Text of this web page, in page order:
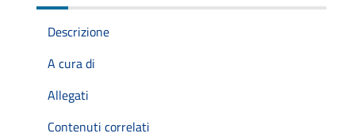
Descrizione
A cura di
Allegati
Contenuti correlati